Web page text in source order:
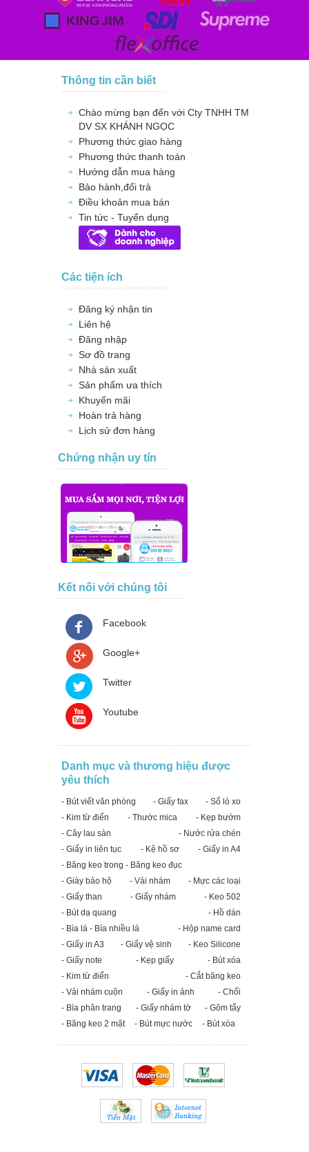
Thông tin cần biết
Chào mừng bạn đến với Cty TNHH TM
DV SX KHÁNH NGỌC
Phương thức giao hàng
Phương thức thanh toán
Hướng dẫn mua hàng
Bảo hành,đổi trả
Điều khoản mua bán
Tin tức - Tuyển dụng
Các tiện ích
Đăng ký nhận tin
Liên hệ
Đăng nhập
Sơ đồ trang
Nhà sản xuất
Sản phẩm ưa thích
Khuyến mãi
Hoàn trả hàng
Lịch sử đơn hàng
Chứng nhận uy tín
Kết nối với chúng tôi
Facebook
Google+
Twitter
Youtube
Danh mục và thương hiệu được
yêu thích
- Bút viết văn phòng - Giấy fax
- Sổ lò xo
- Kim từ điển
- Thước mica
- Kẹp bướm
- Cây lau sàn
- Nước rửa chén
- Giấy in liên tục
- Kệ hồ sơ
- Giấy in A4
- Băng keo trong - Băng keo đục
- Giày bảo hộ
- Vải nhám
- Mực các loại
- Giấy than
- Giấy nhám
- Keo 502
- Bút dạ quang
- Hồ dán
- Bìa lá - Bìa nhiều lá
- Hộp name card
- Giấy in A3
- Giấy vệ sinh
- Keo Silicone
- Giấy note
- Kẹp giấy
- Bút xóa
- Kim từ điển
- Cắt băng keo
- Vải nhám cuộn
- Giấy in ảnh
- Chổi
- Bìa phân trang
- Giấy nhám tờ
- Gôm tẩy
- Băng keo 2 mặt
- Bút mực nước - Bút xóa